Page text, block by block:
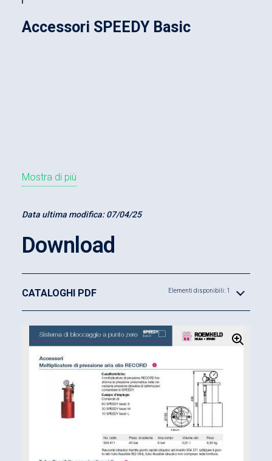
Accessori SPEEDY Basic
Mostra di più
Data ultima modifica:07/04/25
Download
CATALOGHI PDF Elementi disponibili: 1